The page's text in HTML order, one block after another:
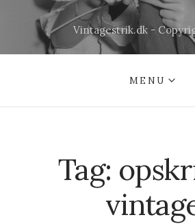
Vintagestrik.dk -
MENU
Tag: